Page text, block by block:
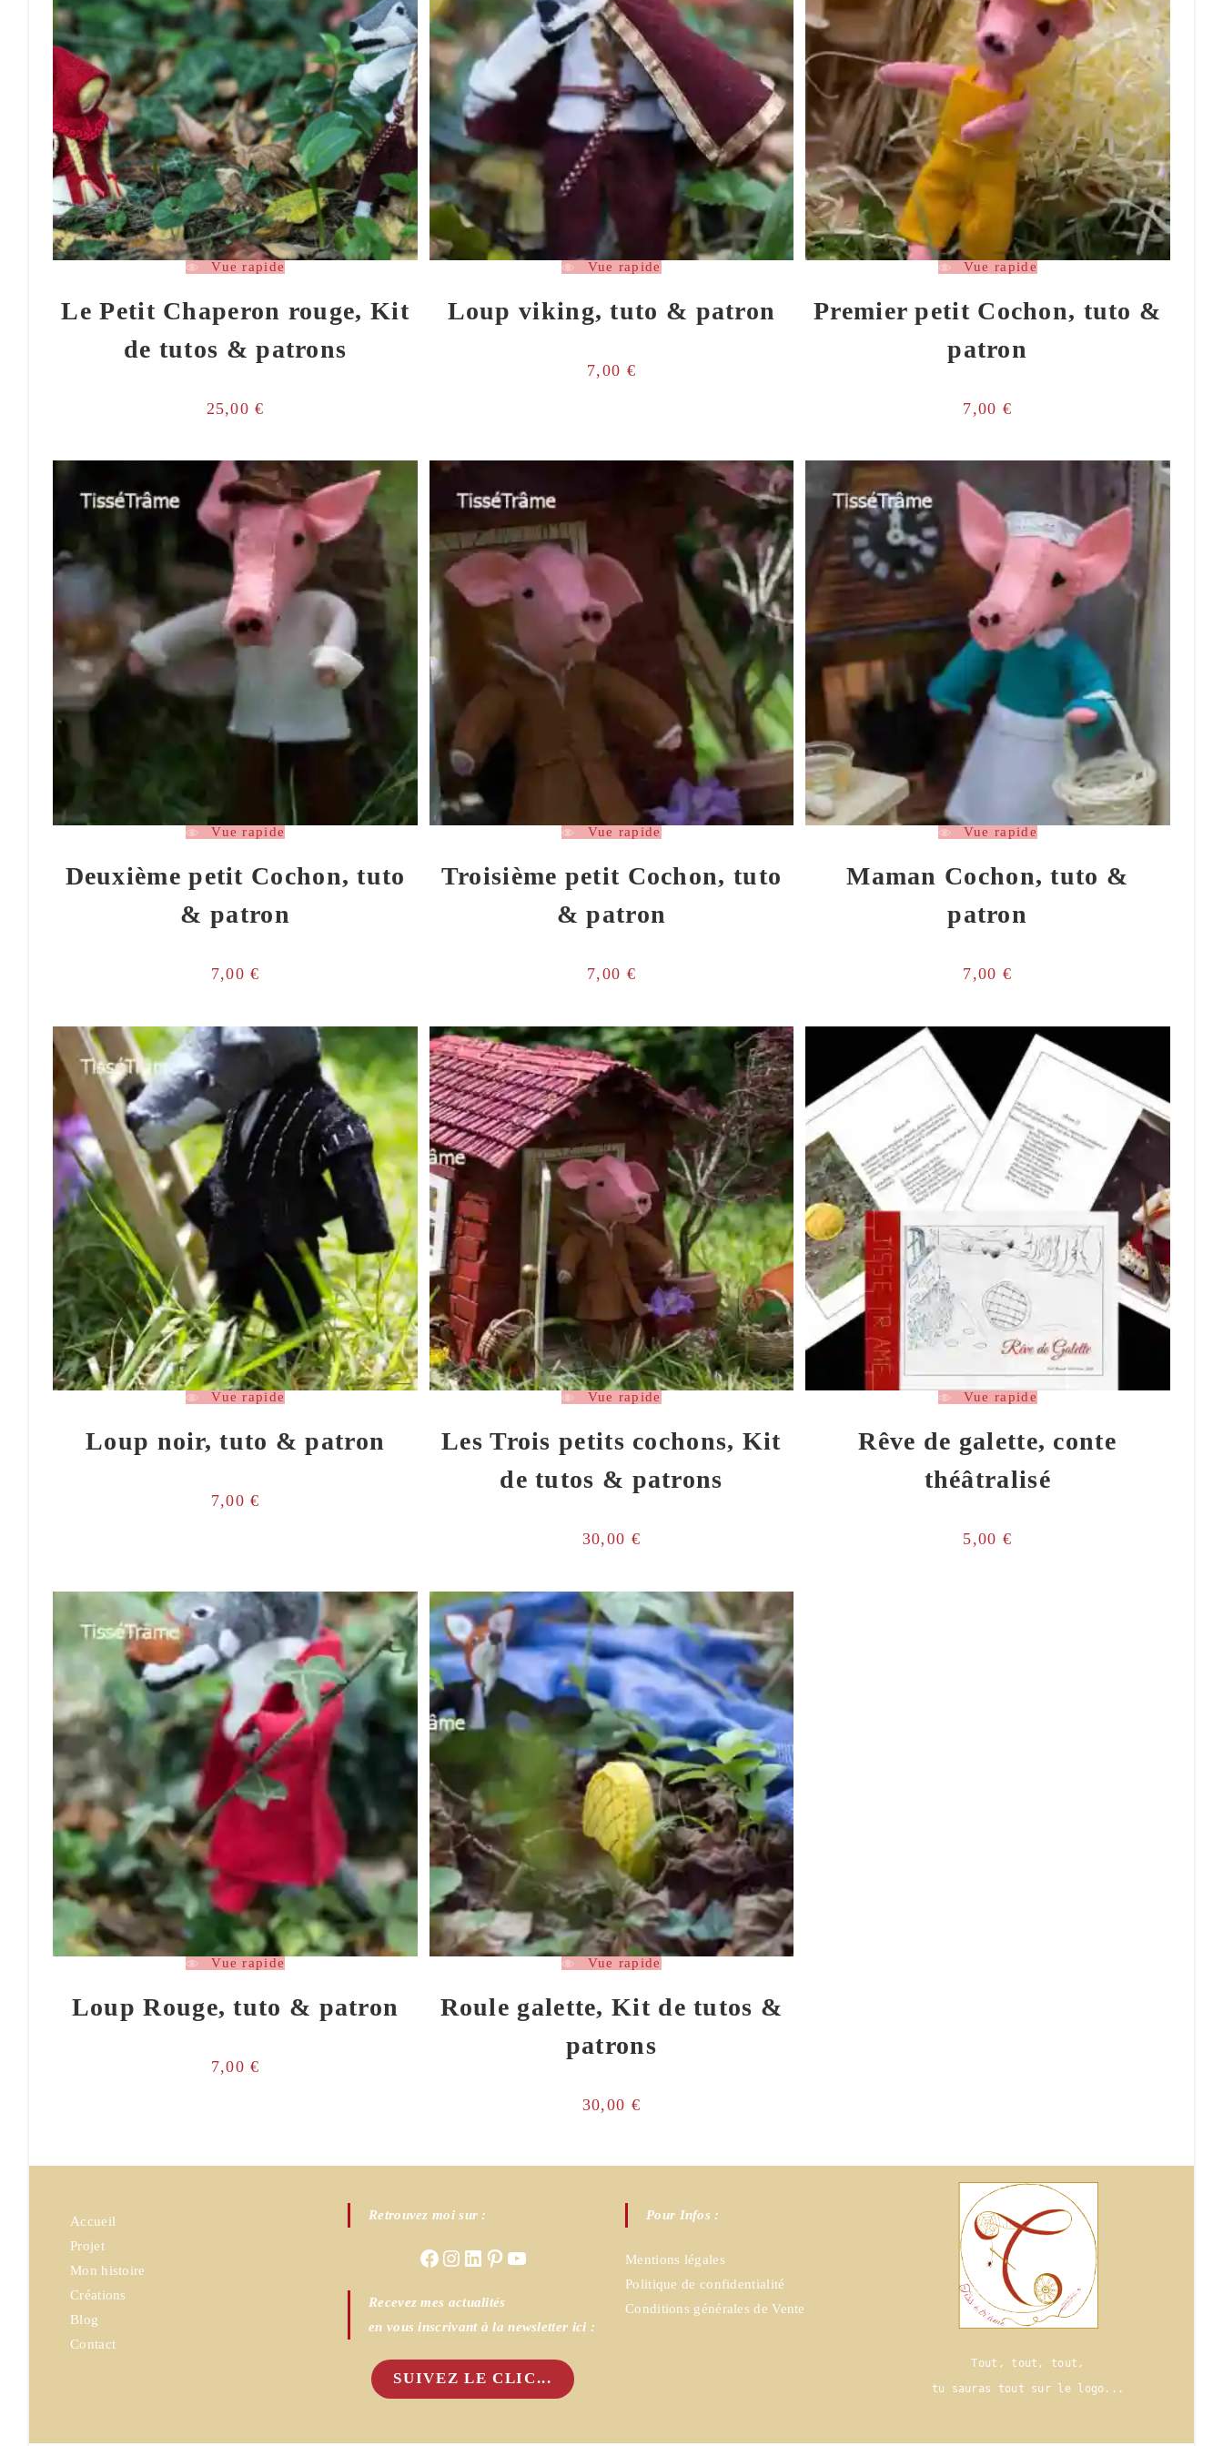
Vue rapide
Le Petit Chaperon rouge, Kit
de tutos & patrons
25,00€
Vue rapide
Loup viking, tuto & patron
7,00 €
Vue rapide
Premier petit Cochon, tuto &
patron
7,00 €
Vue rapide
Deuxième petit Cochon, tuto
& patron
7,00€
Vue rapide
Troisième petit Cochon, tuto
& patron
7,00 €
Vue rapide
Maman Cochon, tuto &
patron
7,00 €
Vue rapide
Loup noir, tuto & patron
7,00€
Vue rapide
Les Trois petits cochons, Kit
de tutos & patrons
30,00 €
Vue rapide
Rêve de galette, conte
théâtralisé
5,00 €
Vue rapide
Loup Rouge, tuto & patron
7,00€
Vue rapide
Roule galette, Kit de tutos &
patrons
30,00 €
Accueil
Projet
Mon histoire
Créations
Blog
Contact
Retrouvez moi sur :
FacebookInstagram
LinkedIn
PinterestYouTube
Recevez mes actualités
en vous inscrivant à la newsletter ici :
SUIVEZ LE CLIC...
Pour Infos :
Mentions légales
Politique de confidentialité
Conditions générales de Vente
Tout, tout, tout,
tu sauras tout sur le logo.. .